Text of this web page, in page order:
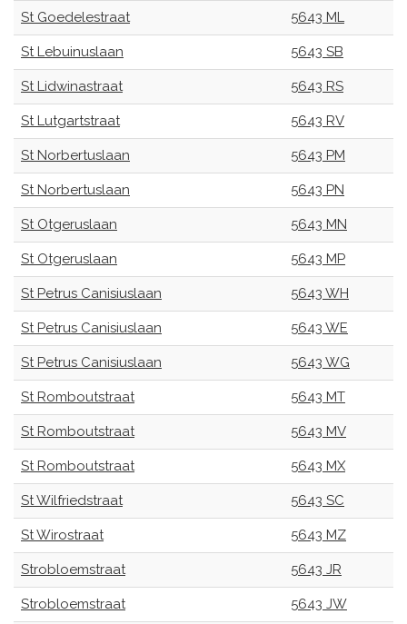
St Goedelestraat 5643 ML
St Lebuinuslaan 5643 SB
St Lidwinastraat 5643 RS
St Lutgartstraat 5643 RV
St Norbertuslaan 5643 PM
St Norbertuslaan 5643 PN
St Otgeruslaan 5643 MN
St Otgeruslaan 5643 MP
St Petrus Canisiuslaan 5643 WH
St Petrus Canisiuslaan 5643 WE
St Petrus Canisiuslaan 5643 WG
St Romboutstraat 5643 MT
St Romboutstraat 5643 MV
St Romboutstraat 5643 MX
St Wilfriedstraat 5643 SC
St Wirostraat 5643 MZ
Strobloemstraat 5643 JR
Strobloemstraat 5643 JW